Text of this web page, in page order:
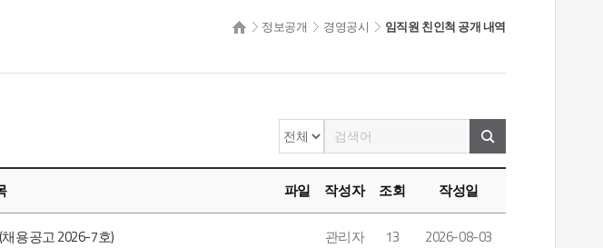
정보공개 경영공시 임직원 친인척 공개 내역
파일 작성자 조회 작성일
용공고 2026-7호) 관리자 13 2026-08-03